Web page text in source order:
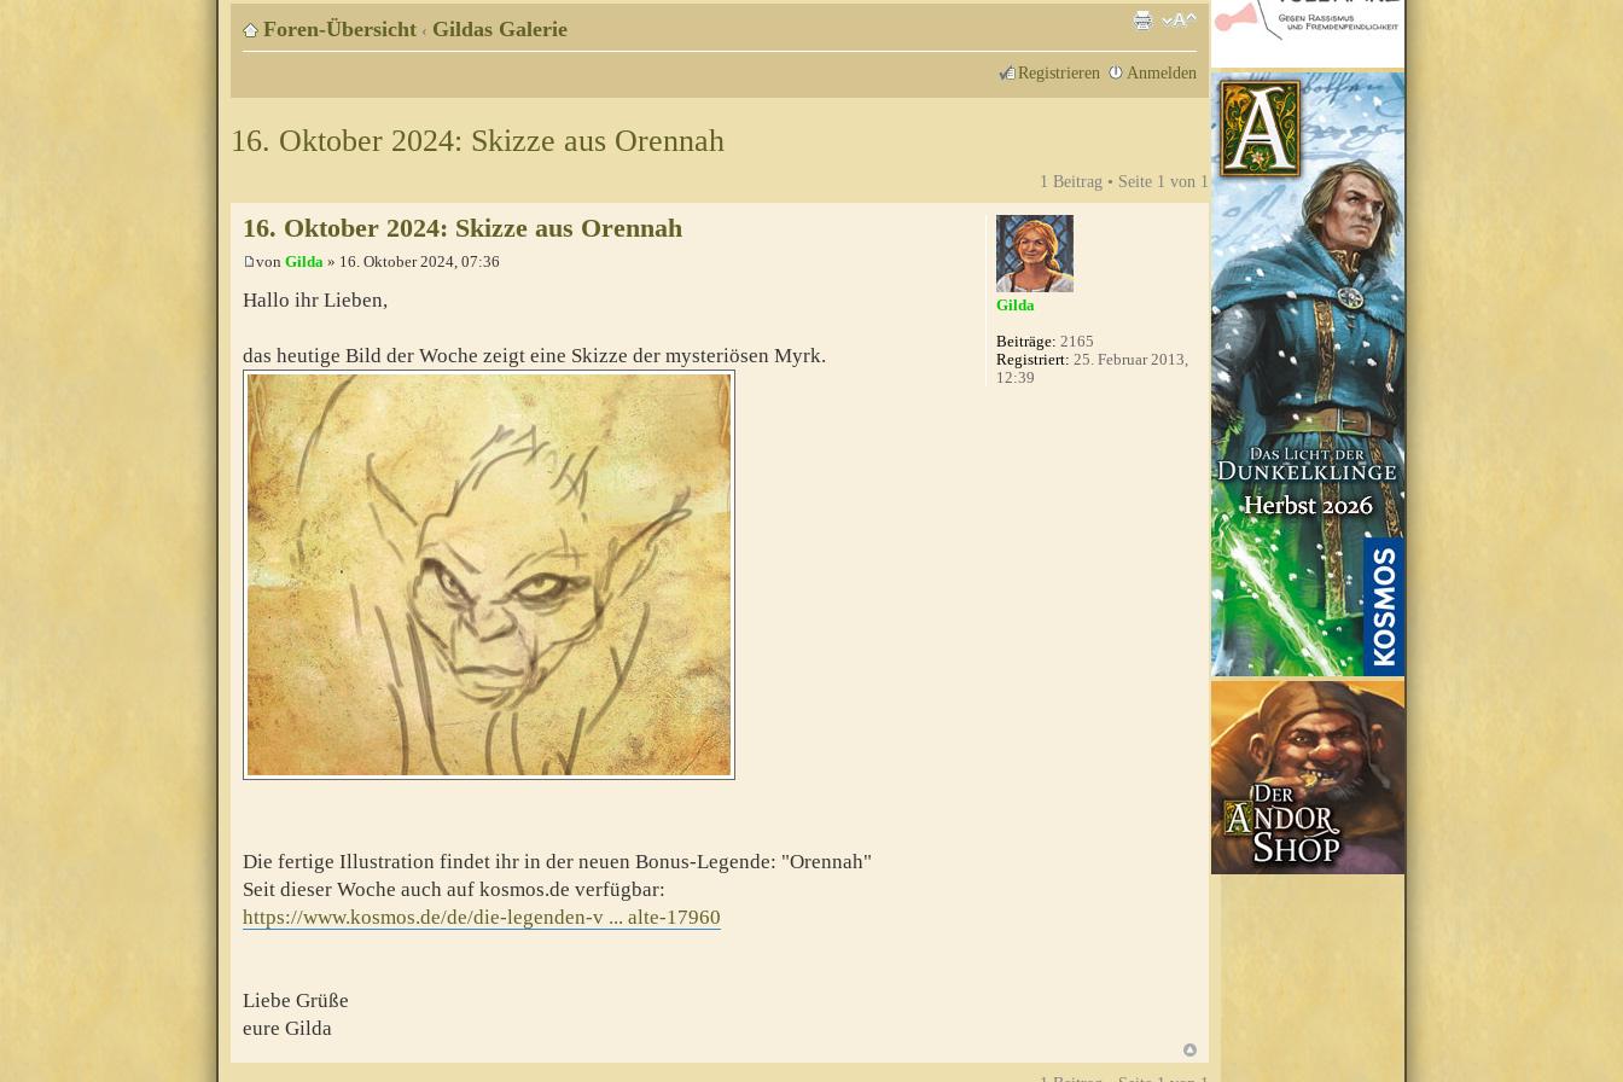
Foren-Übersicht ‹ Gildas Galerie
Registrieren Anmelden
16. Oktober 2024: Skizze aus Orennah
1 Beitrag • Seite 1 von 1
16. Oktober 2024: Skizze aus Orennah
von Gilda » 16. Oktober 2024, 07:36
Hallo ihr Lieben,
das heutige Bild der Woche zeigt eine Skizze der mysteriösen Myrk.
Die fertige Illustration findet ihr in der neuen Bonus-Legende: "Orennah"
Seit dieser Woche auch auf kosmos.de verfügbar:
https://www.kosmos.de/de/die-legenden-v ... alte-17960
Liebe Grüße
eure Gilda
Gilda
Beiträge: 2165
Registriert: 25. Februar 2013,
12:39